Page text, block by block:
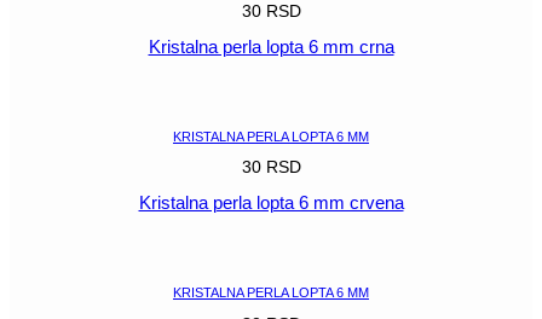
30 RSD
Kristalna perla lopta 6 mm crna
KRISTALNA PERLA LOPTA 6 MM
30 RSD
Kristalna perla lopta 6 mm crvena
KRISTALNA PERLA LOPTA 6 MM